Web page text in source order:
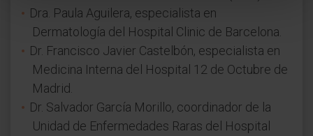
Dra. Paula Aguilera, especialista en
Dermatología del Hospital Clinic de Barcelona.
Dr. Francisco Javier Castelbón, especialista en
Medicina Interna del Hospital 12 de Octubre de
Madrid.
Dr. Salvador García Morillo, coordinador de la
Unidad de Enfermedades Raras del Hospital